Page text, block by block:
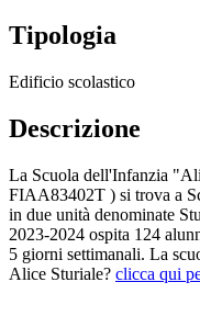
Tipologia
Edificio scolastico
Descrizione
La Scuola dell'Infanzia
FIAA83402T ) si trova a
in due unità denominate
2023-2024 ospita 124
5 giorni settimanali. La
Alice Sturiale? clicca qui